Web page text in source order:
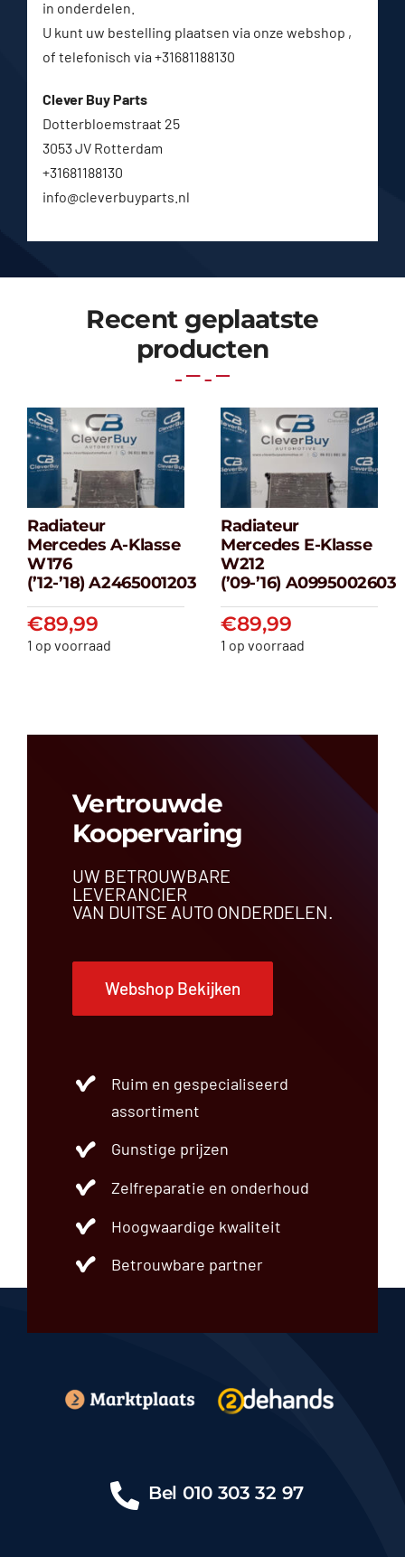
in onderdelen.
U kunt uw bestelling plaatsen via onze webshop ,
of telefonisch via +31681188130
Clever Buy Parts
Dotterbloemstraat 25
3053 JV Rotterdam
+31681188130
info@cleverbuyparts.nl
Recent geplaatste
producten
Radiateur
Mercedes A-
klasse W176
(’12-’18) A2465001203
€89,99
Radiateur
Mercedes A-Klasse
W176
(’12-’18) A2465001203
€89,99
1 op voorraad
Radiateur
Mercedes E-
klasse W212
(’09-’16)
€89,99
Radiateur
Mercedes E-Klasse
W212
(’09-’16) A0995002603
€89,99
1 op voorraad
Vertrouwde
Koopervaring
UW BETROUWBARE
LEVERANCIER
VAN DUITSE AUTO ONDERDELEN.
Webshop Bekijken
Ruim en gespecialiseerd
assortiment
Gunstige prijzen
Zelfreparatie en onderhoud
Hoogwaardige kwaliteit
Betrouwbare partner
Bel 010 303 32 97